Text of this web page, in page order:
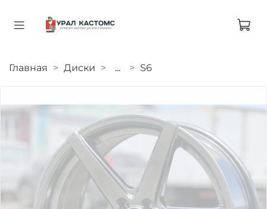
Главная Диски ... S6